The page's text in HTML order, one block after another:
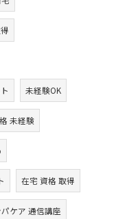
未経験OK
未経験
在宅 資格 取得
パケア 通信講座